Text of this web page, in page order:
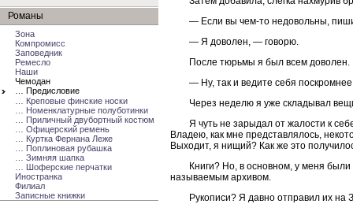
Романы
Зона
Компромисс
Заповедник
Ремесло
Наши
Чемодан
… Предисловие
… Креповые финские носки
… Номенклатурные полуботинки
… Приличный двубортный костюм
… Офицерский ремень
… Куртка Фернана Леже
… Поплиновая рубашка
… Зимняя шапка
… Шоферские перчатки
Иностранка
Филиал
Записные книжки
— Если вы чем-то недовольны,
— Я доволен, — говорю.
После тюрьмы я был всем доволен.
— Ну, так и ведите себя
Через неделю я уже складывал
Я чуть не зарыдал от жалости к
Владею, как мне представлялось,
Выходит, я нищий? Как же это
Книги? Но, в основном, у меня
называемым архивом.
Рукописи? Я давно отправил их на